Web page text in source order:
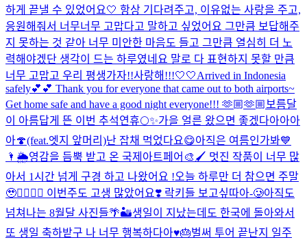
하게 끝낼 수 있었어요🤍 항상 기다려주고, 이유없는 사랑을 주고,
응원해줘서 너무너무 고맙다고 말하고 싶었어요 그만큼 보답해주
지 못하는 것 같아 너무 미안한 마음도 들고 그만큼 열심히 더 노
력해야겠단 생각이 드는 하루였네요 말로 다 표현하지 못할 만큼
너무 고맙고 우리 평생가자!!사랑해!!!🤍🤍Arrived in Indonesia
safely💕💕 Thank you for everyone that came out to both airports~
Get home safe and have a good night everyone!!! 🫶🏼🫶🏼 보름달
이 아름답게 뜬 이번 추석연휴🌕✨가을 얼른 왔으면 좋겠다아아아
아🍄(feat.엣지 앞머리)난 잡채 먹었다요😋아직은 여름인가봐💙
🌂🌦️영감을 듬뿍 받고 온 국제아트페어🎨🖌️ 멋진 작품이 너무 많
아서 1시간 넘게 구경 하고 나왔어요 !오늘 하루만 더 참으면 주말
🥹❤️‍🔥❤️‍🔥 이번주도 고생 많았어요❣️ 락키들 보고싶따아-🥲아직도
넘쳐나는 8월달 사진들🌴🏜️생일이 지났는데도 한국에 돌아와서
또 생일 축하받구 나 너무 행복하다아♥️🎂벌써 투어 끝난지 일주